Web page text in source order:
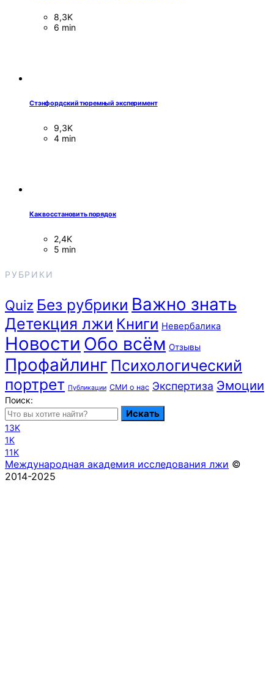
8,3K
6 min
Стэнфордский тюремный эксперимент
9,3K
4 min
Как восстановить порядок
2,4K
5 min
РУБРИКИ
Quiz Без рубрики Важно знать
Детекция лжи Книги Невербалика
Новости Обо всём Отзывы
Профайлинг Психологический
портрет Публикации СМИ о нас Экспертиза Эмоции
Поиск:
Искать
13K
1K
11K
Международная академия исследования лжи ©
2014-2025